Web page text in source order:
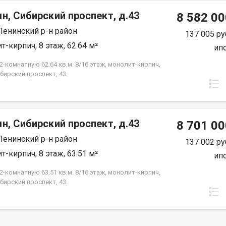
транспортная развязка. До остановок
транспорта – рукой подать. Уникальное
для владельцев недвижимости. •Если у вас
недвижимость, у нас есть решение! Мы
вашу старую недвижимость в качестве
новую. •Нужна ипотека? Компания Квартсервис
с ведущими банками, чтобы предложить вам
сэкономить время и деньги. •Все
экспертизу. Приобретайте недвижимость без
обременений! Звоните! Ответим на любые
Сибирский проспект, д.43
р-н район
кирпич, 8 этаж, 62.64 м²
комнатную 62.64 кв.м. 8/16 этаж, монолит-кирпич,
проспект, 43.
8 582
137 005
Сибирский проспект, д.43
р-н район
кирпич, 8 этаж, 63.51 м²
комнатную 63.51 кв.м. 8/16 этаж, монолит-кирпич,
проспект, 43.
8 701
137 002